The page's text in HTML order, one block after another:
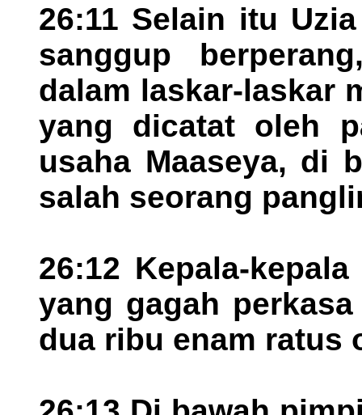
26:11 Selain itu
sanggup
dalam laskar-laskar
yang dicatat oleh
usaha Maaseya, di
salah seorang
26:12 Kepala-
yang gagah
dua ribu enam ratus